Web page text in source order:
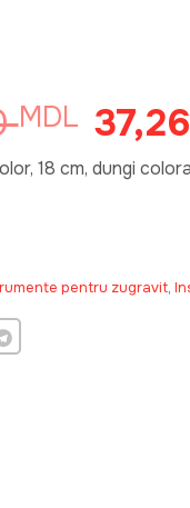
MDL Prețul
inițial
a
37,26
18 cm, dungi
pentru zugravit,